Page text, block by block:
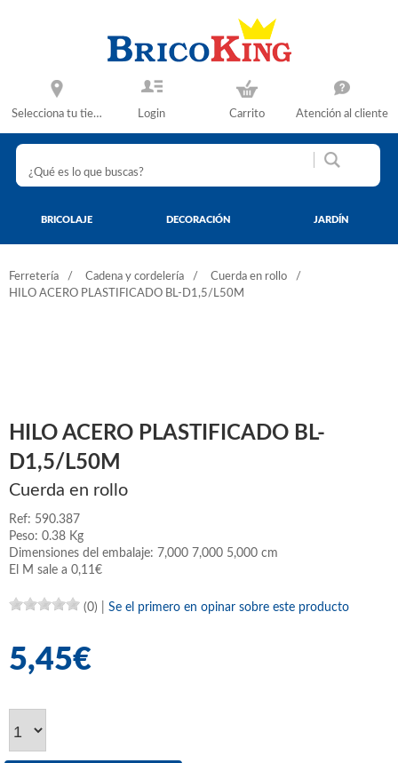
Selecciona tu tienda Login Carrito Atención al cliente
BRICOLAJE DECORACIÓN JARDÍN
Ferretería Cadena y cordelería
Cuerda en rollo
HILO ACERO PLASTIFICADO BL-D1,5/L50M
HILO ACERO PLASTIFICADO BL-
D1,5/L50M
Cuerda en rollo
Ref: 590.387
Peso: 0.38 Kg
Dimensiones del embalaje: 7,000 7,000 5,000 cm
El M sale a 0,11€
(0) Se el primero en opinar sobre este producto
5,45€